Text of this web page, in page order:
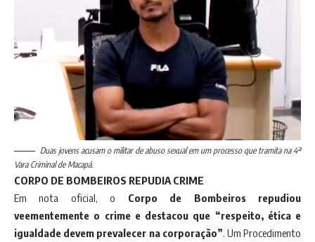
Duas jovens acusam o militar de abuso sexual em um processo que tramita na 4ª
Vara Criminal de Macapá.
CORPO DE BOMBEIROS REPUDIA CRIME
Em nota oficial, o Corpo de Bombeiros repudiou
veementemente o crime e destacou que “respeito, ética e
igualdade devem prevalecer na corporação”. Um Procedimento